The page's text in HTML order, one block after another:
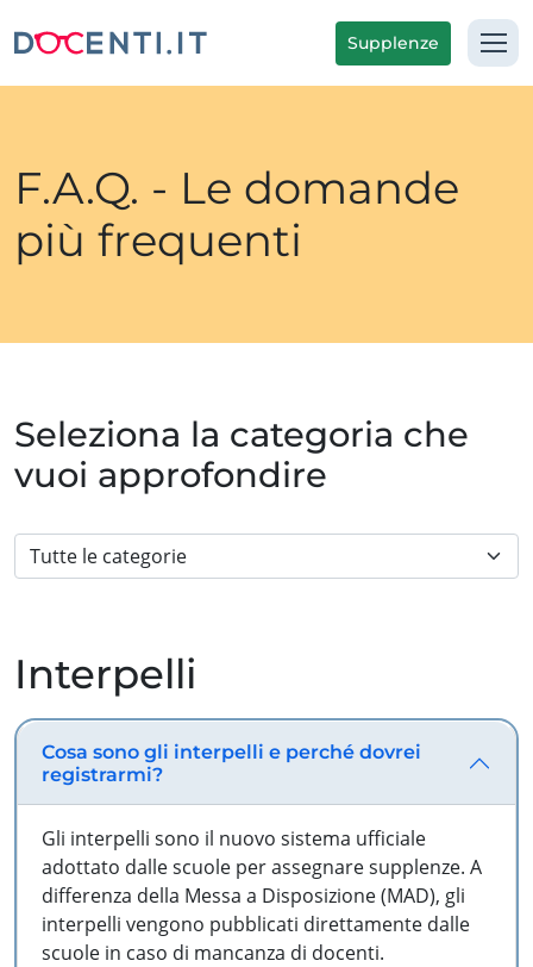
Supplenze
F.A.Q. - Le domande
più frequenti
Seleziona la categoria che
vuoi approfondire
Interpelli
Cosa sono gli interpelli e perché dovrei
registrarmi?
Gli interpelli sono il nuovo sistema ufficiale
adottato dalle scuole per assegnare supplenze. A
differenza della Messa a Disposizione (MAD), gli
interpelli vengono pubblicati direttamente dalle
scuole in caso di mancanza di docenti.